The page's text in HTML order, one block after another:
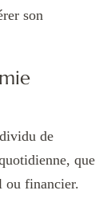
son
de
que
ou financier.